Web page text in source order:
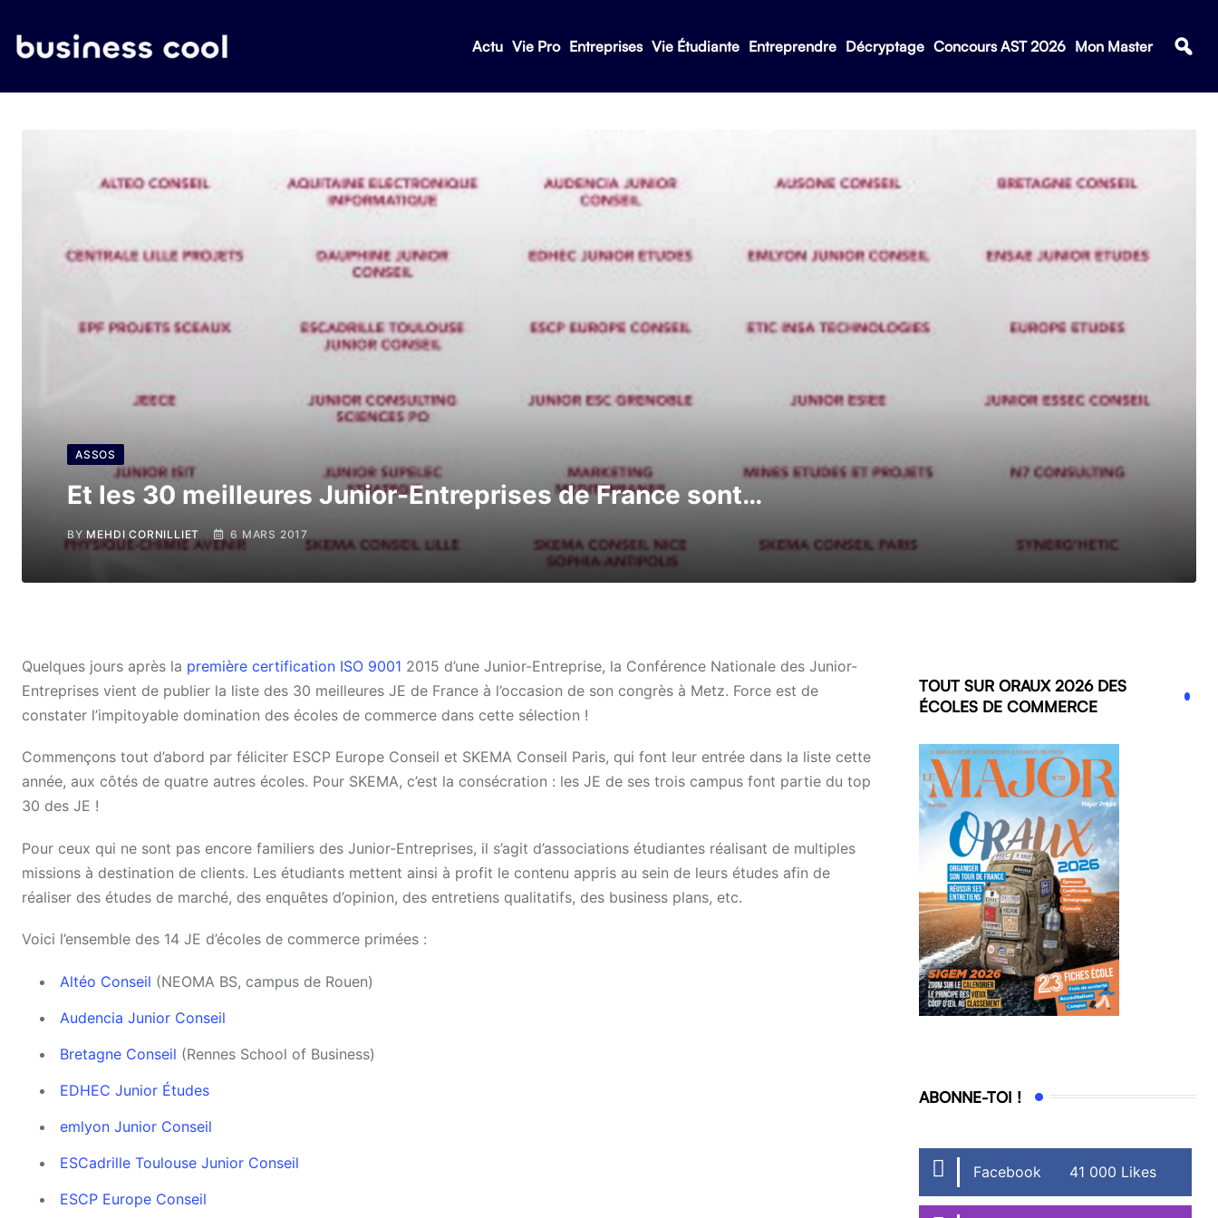
Actu Vie Pro Entreprises Vie Étudiante Entreprendre Décryptage Concours AST 2026 Mon Master
ASSOS
Et les 30 meilleures Junior-Entreprises de France sont…
BY MEHDI CORNILLIET 6 MARS 2017
Quelques jours après la première certification ISO 9001 2015 d’une Junior-Entreprise, la Conférence Nationale des Junior-
Entreprises vient de publier la liste des 30 meilleures JE de France à l’occasion de son congrès à Metz. Force est de
constater l’impitoyable domination des écoles de commerce dans cette sélection !
Commençons tout d’abord par féliciter ESCP Europe Conseil et SKEMA Conseil Paris, qui font leur entrée dans la liste cette
année, aux côtés de quatre autres écoles. Pour SKEMA, c’est la consécration : les JE de ses trois campus font partie du top
30 des JE !
Pour ceux qui ne sont pas encore familiers des Junior-Entreprises, il s’agit d’associations étudiantes réalisant de multiples
missions à destination de clients. Les étudiants mettent ainsi à profit le contenu appris au sein de leurs études afin de
réaliser des études de marché, des enquêtes d’opinion, des entretiens qualitatifs, des business plans, etc.
Voici l’ensemble des 14 JE d’écoles de commerce primées :
Altéo Conseil (NEOMA BS, campus de Rouen)
Audencia Junior Conseil
Bretagne Conseil (Rennes School of Business)
EDHEC Junior Études
emlyon Junior Conseil
ESCadrille Toulouse Junior Conseil
ESCP Europe Conseil
TOUT SUR ORAUX 2026 DES
ÉCOLES DE COMMERCE
ABONNE-TOI !
Facebook 41 000 Likes